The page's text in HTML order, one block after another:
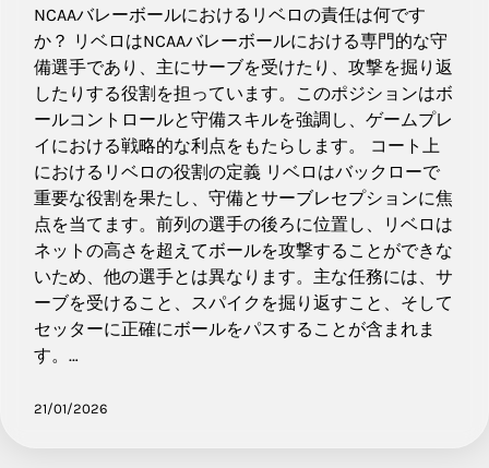
NCAAバレーボールにおけるリベロの責任は何です
か？ リベロはNCAAバレーボールにおける専門的な守
備選手であり、主にサーブを受けたり、攻撃を掘り返
したりする役割を担っています。このポジションはボ
ールコントロールと守備スキルを強調し、ゲームプレ
イにおける戦略的な利点をもたらします。 コート上
におけるリベロの役割の定義 リベロはバックローで
重要な役割を果たし、守備とサーブレセプションに焦
点を当てます。前列の選手の後ろに位置し、リベロは
ネットの高さを超えてボールを攻撃することができな
いため、他の選手とは異なります。主な任務には、サ
ーブを受けること、スパイクを掘り返すこと、そして
セッターに正確にボールをパスすることが含まれま
す。…
21/01/2026